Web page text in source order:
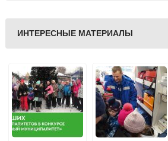
ИНТЕРЕСНЫЕ МАТЕРИАЛЫ